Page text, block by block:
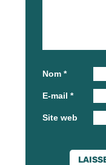
Nom *
E-mail *
Site web